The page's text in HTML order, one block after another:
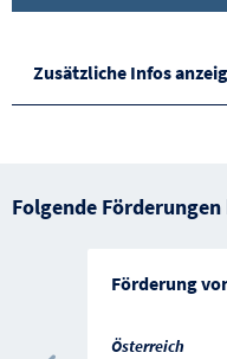
Zusätzliche Infos
Folgende
Förderung
Österreich